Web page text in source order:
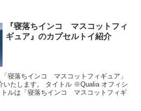
『寝落ちインコ マスコットフィ
ギュア』のカプセルトイ紹介
寝落ちインコ マスコットフィギュア」
いたします。 タイトル ※Qualia オフィシ
トルは「寝落ちインコ マスコットフィギ